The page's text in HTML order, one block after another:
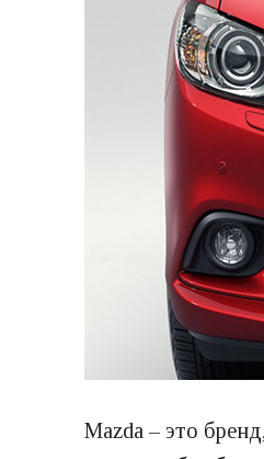
Mazda – это